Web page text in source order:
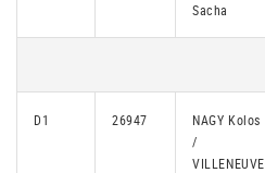
Sacha
D1 26947
NAGY Kolos
/
VILLENEUVE